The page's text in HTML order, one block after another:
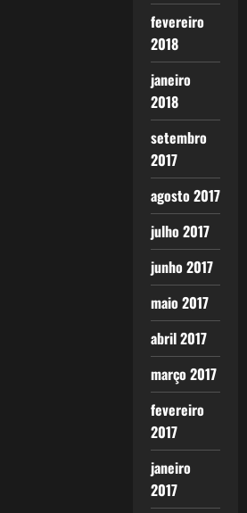
fevereiro
2018
janeiro
2018
setembro
2017
agosto 2017
julho 2017
junho 2017
maio 2017
abril 2017
março 2017
fevereiro
2017
janeiro
2017